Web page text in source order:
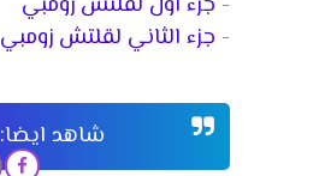
- جزء الثاني لقلتش زومبي
شاهد ايضا: